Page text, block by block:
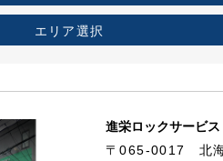
エリア選択
進栄ロックサービス
〒065-0017 北